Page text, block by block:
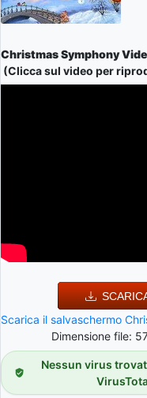
Christmas Symphony
(Clicca sul video per
Scarica il salvaschermo
Dimensione file:
Nessun virus